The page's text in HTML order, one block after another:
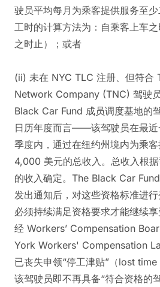
驶员平均每月为乘客提供服务至
工时的计算方法为：自乘客上车
之时止）；或者
(ii) 未在 NYC TLC 注册、但符合
Network Company (TNC) 驾驶
Black Car Fund 成员调度基地
日历年度而言——该驾驶员在最近
季度内，通过在纽约州境内为乘
4,000 美元的总收入。总收入根
的收入确定。The Black Car
发出通知后，对这些资格标准进
必须持续满足资格要求才能继续
经 Workers’ Compensation
York Workers' Compensation
已丧失申领“停工津贴”（lost
该驾驶员即不再具备“符合资格的